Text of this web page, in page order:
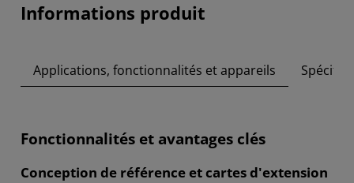
Informations produit
Applications, fonctionnalités et appareils
Fonctionnalités et avantages clés
Conception de référence et cartes d'extension